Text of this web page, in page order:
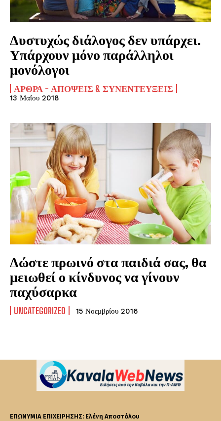
Δυστυχώς διάλογος δεν υπάρχει.
Υπάρχουν μόνο παράλληλοι
μονόλογοι
ΆΡΘΡΑ - ΑΠΌΨΕΙΣ & ΣΥΝΕΝΤΕΎΞΕΙΣ
13 Μαΐου 2018
Δώστε πρωινό στα παιδιά σας, θα
μειωθεί ο κίνδυνος να γίνουν
παχύσαρκα
UNCATEGORIZED 15 Νοεμβρίου 2016
ΕΠΩΝΥΜΙΑ ΕΠΙΧΕΙΡΗΣΗΣ: Ελένη Αποστόλου